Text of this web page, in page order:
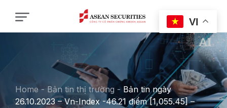
Home - Bản tin thị trường - Bản tin ngày
26.10.2023 – Vn-Index -46.21 điểm [1,055.45] –
VI